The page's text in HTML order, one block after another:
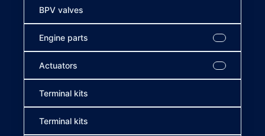
BPV valves
Engine parts
Actuators
Terminal kits
Terminal kits